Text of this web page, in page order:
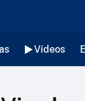
Vídeos